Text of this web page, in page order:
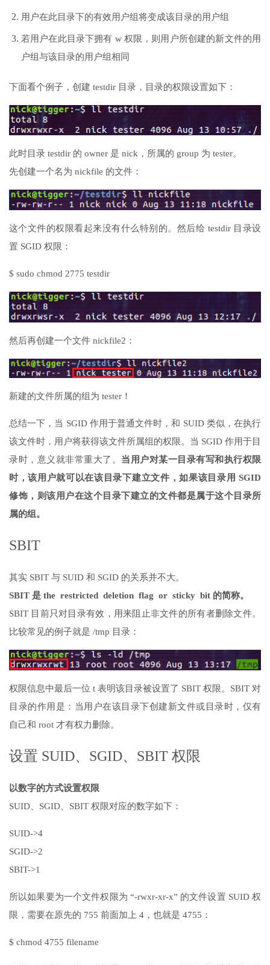
用户在此目录下的有效用户组将变成该目录的用户组
若用户在此目录下拥有 w 权限，则用户所创建的新文件的用
户组与该目录的用户组相同
下面看个例子，创建 testdir 目录，目录的权限设置如下：
此时目录 testdir 的 owner 是 nick，所属的 group 为 tester。
先创建一个名为 nickfile 的文件：
这个文件的权限看起来没有什么特别的。然后给 testdir 目录设
置 SGID 权限：
$ sudo chmod 2775 testdir
然后再创建一个文件 nickfile2：
新建的文件所属的组为 tester！
总结一下，当 SGID 作用于普通文件时，和 SUID 类似，在执行
该文件时，用户将获得该文件所属组的权限。当 SGID 作用于目
录时，意义就非常重大了。 当用户对某一目录有写和执行权限
时，该用户就可以在该目录下建立文件，如果该目录用 SGID
修饰，则该用户在这个目录下建立的文件都是属于这个目录所
属的组。
SBIT
其实 SBIT 与 SUID 和 SGID 的关系并不大。
SBIT 是 the restricted deletion flag or sticky bit 的简称。
SBIT 目前只对目录有效，用来阻止非文件的所有者删除文件。
比较常见的例子就是 /tmp 目录：
权限信息中最后一位 t 表明该目录被设置了 SBIT 权限。SBIT 对
目录的作用是：当用户在该目录下创建新文件或目录时，仅有
自己和 root 才有权力删除。
设置 SUID、SGID、SBIT 权限
以数字的方式设置权限
SUID、SGID、SBIT 权限对应的数字如下：
SUID->4
SGID->2
SBIT->1
所以如果要为一个文件权限为 “-rwxr-xr-x” 的文件设置 SUID 权
限，需要在原先的 755 前面加上 4，也就是 4755：
$ chmod 4755 filename